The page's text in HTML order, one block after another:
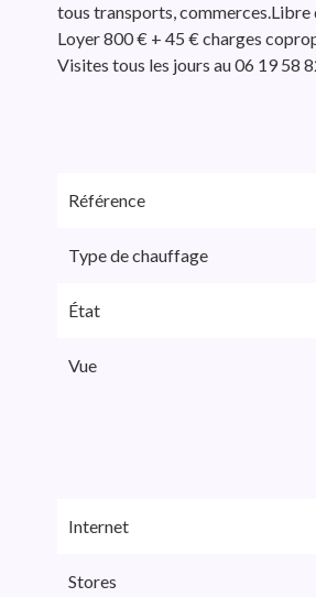
tous transports,
Loyer 800 € + 45 € charges
Visites tous les jours au 06 19 58
Référence
Type de chauffage
État
Vue
Internet
Stores